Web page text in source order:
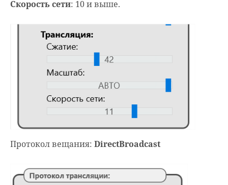
Скорость сети: 10 и выше.
Протокол вещания: DirectBroadcast